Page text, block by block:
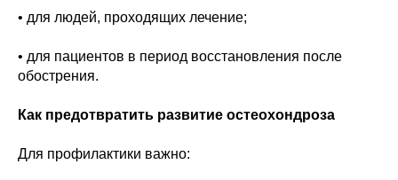
• для людей, проходящих лечение;
• для пациентов в период восстановления после
обострения.
Как предотвратить развитие остеохондроза
Для профилактики важно: